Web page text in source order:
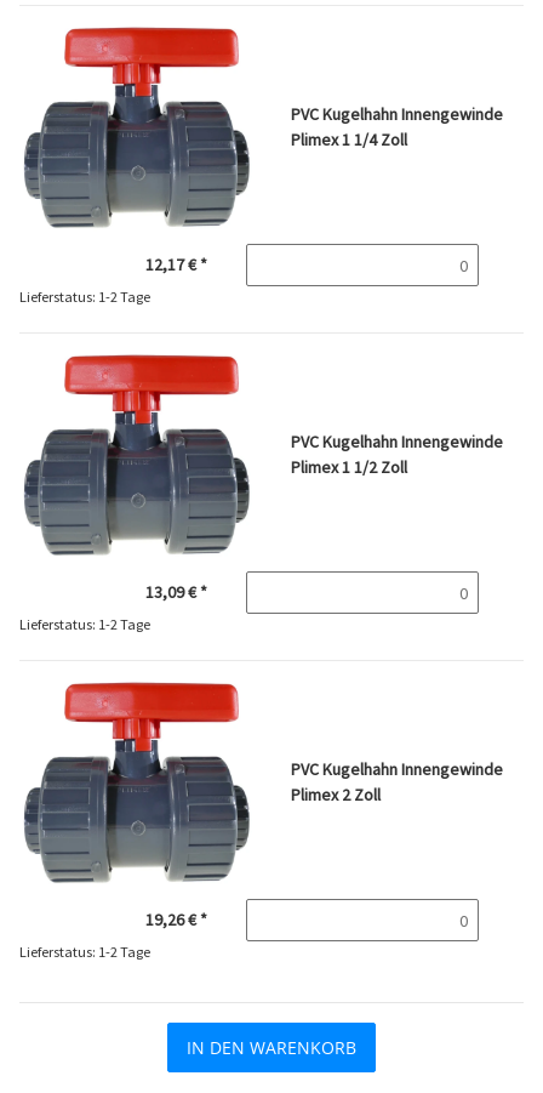
PVC Kugelhahn Innengewinde
Plimex 1 1/4 Zoll
12,17 €*
Lieferstatus: 1-2 Tage
PVC Kugelhahn Innengewinde
Plimex 1 1/2 Zoll
13,09 €*
Lieferstatus: 1-2 Tage
PVC Kugelhahn Innengewinde
Plimex 2 Zoll
19,26 €*
Lieferstatus: 1-2 Tage
IN DEN WARENKORB